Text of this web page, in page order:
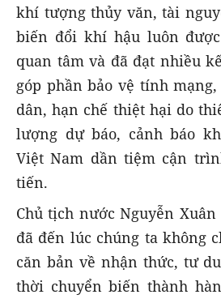
khí tượng thủy văn, tài
biến đổi khí hậu luôn
quan tâm và đã đạt nhiều
góp phần bảo vệ tính
dân, hạn chế thiệt hại do
lượng dự báo, cảnh báo
Việt Nam dần tiệm cận
tiến.
Chủ tịch nước Nguyễn
đã đến lúc chúng ta không
căn bản về nhận thức, tư
thời chuyển biến thành